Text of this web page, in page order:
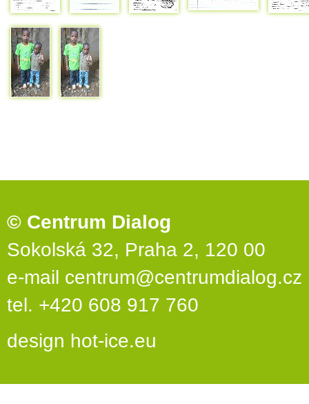
© Centrum Dialog
Sokolská 32, Praha 2, 120 00
e-mail centrum@centrumdialog.cz
tel. +420 608 917 760
design hot-ice.eu